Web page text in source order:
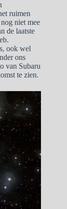
ruimen
niet mee
de laatste
ook wel
ons
van Subaru
te zien.